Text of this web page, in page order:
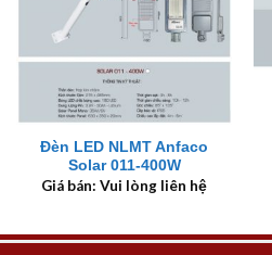
Đèn LED NLMT Anfaco
Solar 011-400W
Giá bán: Vui lòng liên hệ